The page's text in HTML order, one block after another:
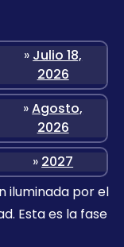
» Julio 18,
2026
»Agosto,
2026
» 2027
iluminada por el
Esta es la fase